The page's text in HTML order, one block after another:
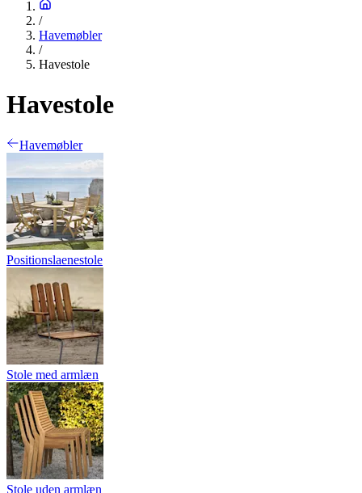
/
Havemøbler
/
Havestole
Havestole
Havemøbler
Positionslaenestole
Stole med armlæn
Stole uden armlæn